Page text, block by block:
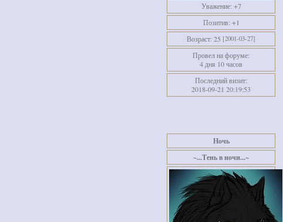
Уважение: +7
Позитив: +1
Возраст: 25 [2001-03-27]
Провел на форуме:
4 дня 10 часов
Последний визит:
2018-09-21 20:19:53
Ночь
~...Тень в ночи...~